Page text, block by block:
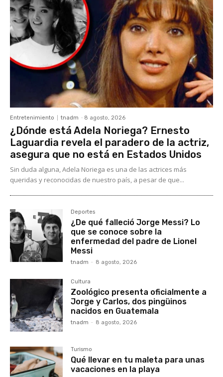
Entretenimiento tnadm - 8 agosto, 2026
¿Dónde está Adela Noriega? Ernesto
Laguardia revela el paradero de la actriz,
asegura que no está en Estados Unidos
Sin duda alguna, Adela Noriega es una de las actrices más
queridas y reconocidas de nuestro país, a pesar de que...
Deportes
¿De qué falleció Jorge Messi? Lo
que se conoce sobre la
enfermedad del padre de Lionel
Messi
tnadm - 8 agosto, 2026
Cultura
Zoológico presenta oficialmente a
Jorge y Carlos, dos pingüinos
nacidos en Guatemala
tnadm - 8 agosto, 2026
Turismo
Qué llevar en tu maleta para unas
vacaciones en la playa